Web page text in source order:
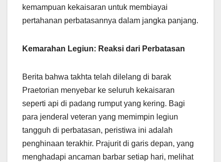
kemampuan kekaisaran untuk membiayai
pertahanan perbatasannya dalam jangka panjang.
Kemarahan Legiun: Reaksi dari Perbatasan
Berita bahwa takhta telah dilelang di barak
Praetorian menyebar ke seluruh kekaisaran
seperti api di padang rumput yang kering. Bagi
para jenderal veteran yang memimpin legiun
tangguh di perbatasan, peristiwa ini adalah
penghinaan terakhir. Prajurit di garis depan, yang
menghadapi ancaman barbar setiap hari, melihat